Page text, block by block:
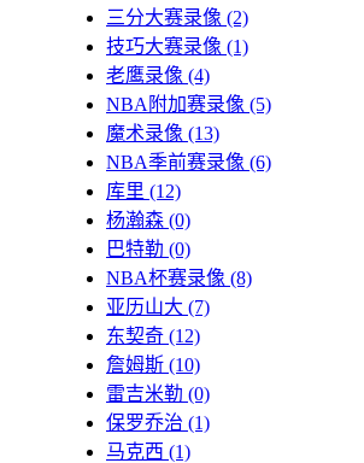
三分大赛录像 (2)
技巧大赛录像 (1)
老鹰录像 (4)
NBA附加赛录像 (5)
魔术录像 (13)
NBA季前赛录像 (6)
库里 (12)
杨瀚森 (0)
巴特勒 (0)
NBA杯赛录像 (8)
亚历山大 (7)
东契奇 (12)
詹姆斯 (10)
雷吉米勒 (0)
保罗乔治 (1)
马克西 (1)